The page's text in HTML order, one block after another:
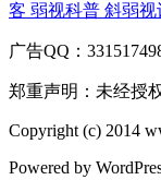
客 弱视科普 斜弱
广告QQ：
郑重声明：未经授
Copyright (c) 2014
Powered by